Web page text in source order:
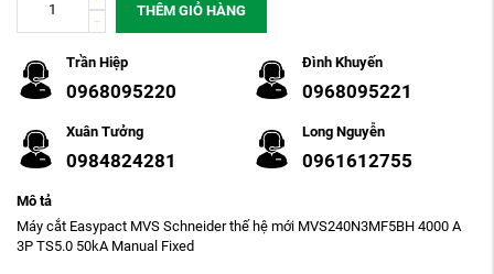
THÊM GIỎ HÀNG
Trần Hiệp
0968095220
Đình Khuyến
0968095221
Xuân Tưởng
0984824281
Long Nguyễn
0961612755
Mô tả
Máy cắt Easypact MVS Schneider thế hệ mới MVS240N3MF5BH 4000 A
3P TS5.0 50kA Manual Fixed